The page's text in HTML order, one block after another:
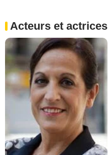
Acteurs et actrices